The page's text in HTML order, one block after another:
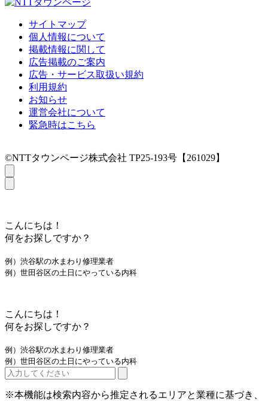
サイトマップ
個人情報について
掲載情報に関して
広告掲載のご案内
広告・サービス取扱い規約
利用規約
お知らせ
運営会社について
緊急時はこちら
©NTTタウンページ株式会社 TP25-193号【261029】
こんにちは！
何をお探しですか？
例）渋谷駅の水まわり修理業者
例）世田谷区の土日にやっている内科
こんにちは！
何をお探しですか？
例）渋谷駅の水まわり修理業者
例）世田谷区の土日にやっている内科
※本機能は検索内容から推定されるエリアと業種に基づき、